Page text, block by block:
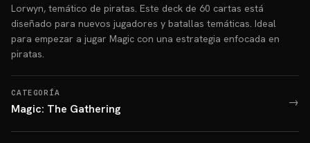
Lorwyn, temático de piratas. Este deck de 60 cartas está
diseñado para nuevos jugadores y batallas temáticas. Ideal
para empezar a jugar Magic con una estrategia enfocada en
piratas.
CATEGORÍA
Magic: The Gathering →